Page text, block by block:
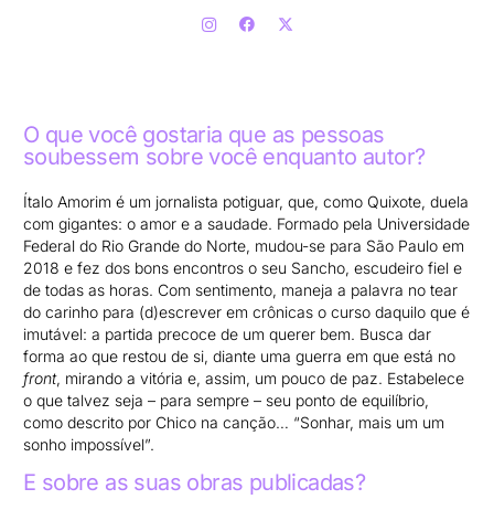
O que você gostaria que as pessoas
soubessem sobre você enquanto autor?
Ítalo Amorim é um jornalista potiguar, que, como Quixote, duela
com gigantes: o amor e a saudade. Formado pela Universidade
Federal do Rio Grande do Norte, mudou-se para São Paulo em
2018 e fez dos bons encontros o seu Sancho, escudeiro fiel e
de todas as horas. Com sentimento, maneja a palavra no tear
do carinho para (d)escrever em crônicas o curso daquilo que é
imutável: a partida precoce de um querer bem. Busca dar
forma ao que restou de si, diante uma guerra em que está no
front, mirando a vitória e, assim, um pouco de paz. Estabelece
o que talvez seja – para sempre – seu ponto de equilíbrio,
como descrito por Chico na canção… “Sonhar, mais um um
sonho impossível”.
E sobre as suas obras publicadas?